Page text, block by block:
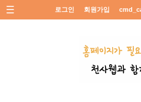
로그인 회원가입